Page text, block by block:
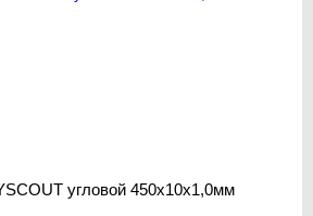
угловой 450х10х1,0мм